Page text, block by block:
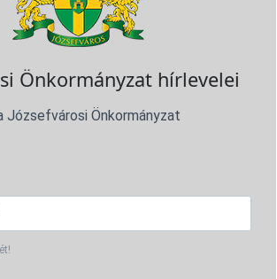
Önkormányzat hírlevelei
Józsefvárosi Önkormányzat